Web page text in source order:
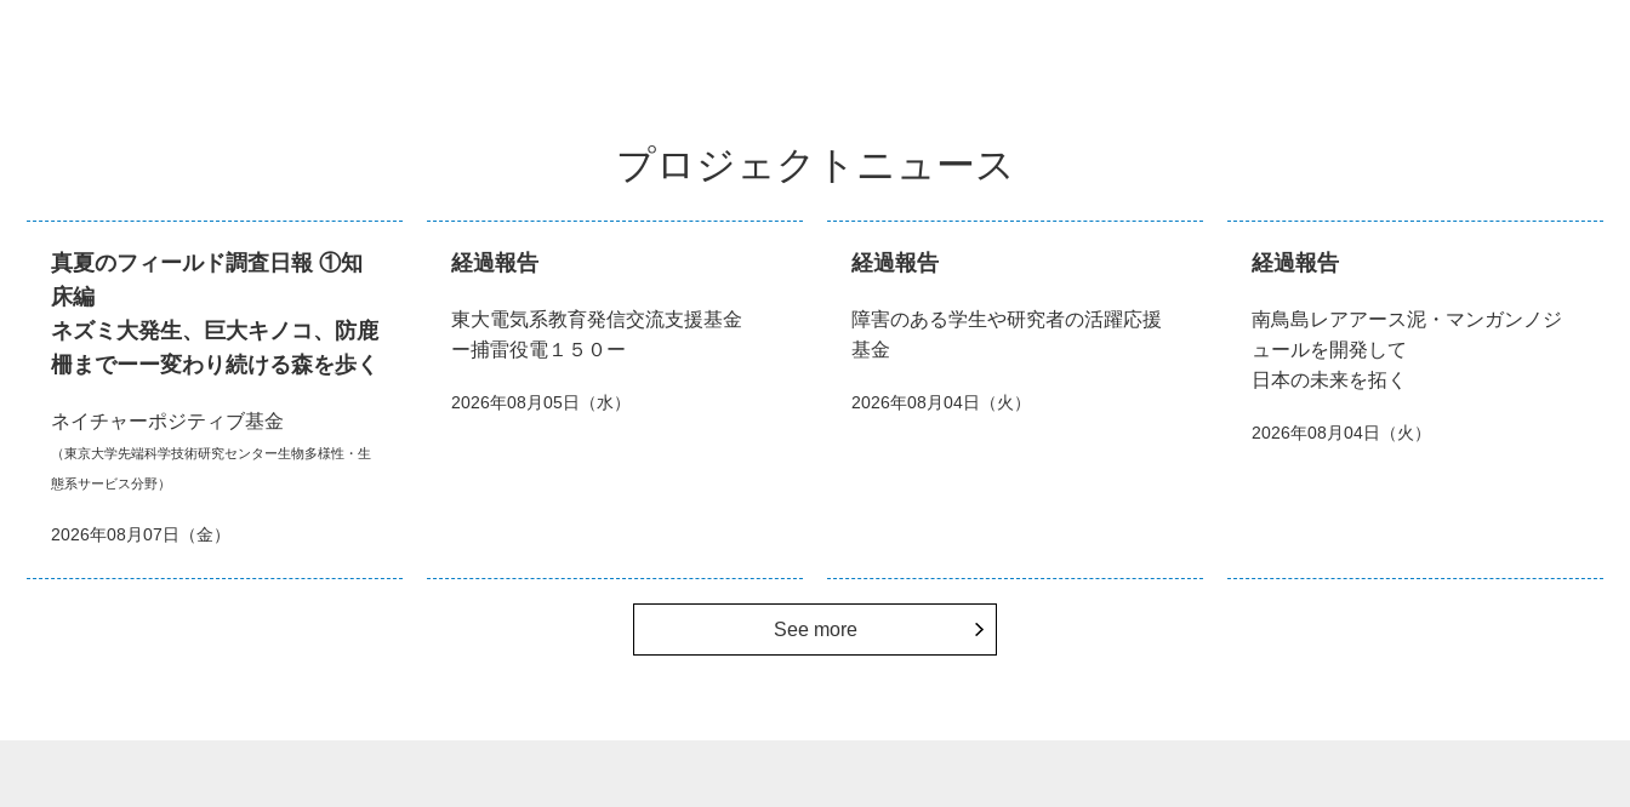
プロジェクトニュース
真夏のフィールド調査日報 ①知
床編
ネズミ大発生、巨大キノコ、防鹿
柵までーー変わり続ける森を歩く
ネイチャーポジティブ基金
（東京大学先端科学技術研究センター生物多様性・生
態系サービス分野）
2026年08月07日（金）
経過報告
東大電気系教育発信交流支援基金
ー捕雷役電１５０ー
2026年08月05日（水）
経過報告
障害のある学生や研究者の活躍応援
基金
2026年08月04日（火）
経過報告
南鳥島レアアース泥・マンガンノジ
ュールを開発して
日本の未来を拓く
2026年08月04日（火）
See more